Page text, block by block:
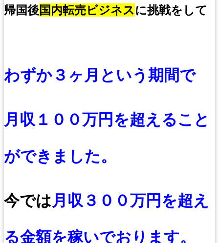
帰国後国内転売ビジネスに挑戦をして
わずか３ヶ月という期間で
月収１００万円を超えること
ができました。
今では月収３００万円を超え
る金額を稼いでおります。